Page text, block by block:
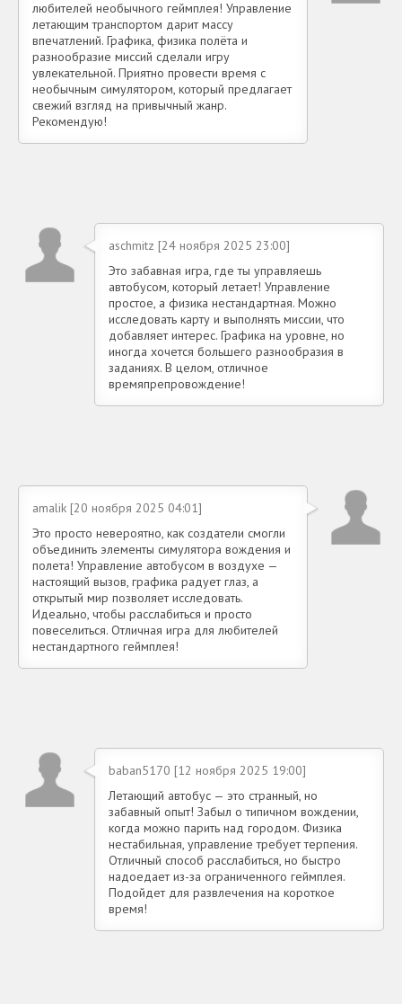
любителей необычного геймплея! Управление
летающим транспортом дарит массу
впечатлений. Графика, физика полёта и
разнообразие миссий сделали игру
увлекательной. Приятно провести время с
необычным симулятором, который предлагает
свежий взгляд на привычный жанр.
Рекомендую!
aschmitz [24 ноября 2025 23:00]
Это забавная игра, где ты управляешь
автобусом, который летает! Управление
простое, а физика нестандартная. Можно
исследовать карту и выполнять миссии, что
добавляет интерес. Графика на уровне, но
иногда хочется большего разнообразия в
заданиях. В целом, отличное
времяпрепровождение!
amalik [20 ноября 2025 04:01]
Это просто невероятно, как создатели смогли
объединить элементы симулятора вождения и
полета! Управление автобусом в воздухе —
настоящий вызов, графика радует глаз, а
открытый мир позволяет исследовать.
Идеально, чтобы расслабиться и просто
повеселиться. Отличная игра для любителей
нестандартного геймплея!
baban5170 [12 ноября 2025 19:00]
Летающий автобус — это странный, но
забавный опыт! Забыл о типичном вождении,
когда можно парить над городом. Физика
нестабильная, управление требует терпения.
Отличный способ расслабиться, но быстро
надоедает из-за ограниченного геймплея.
Подойдет для развлечения на короткое
время!